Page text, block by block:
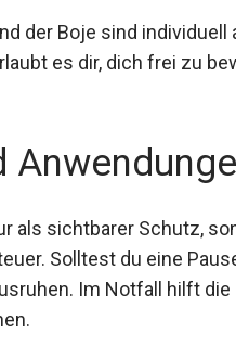
der Boje sind
es dir, dich frei zu
als sichtbarer Schutz,
Solltest du eine
Im Notfall hilft